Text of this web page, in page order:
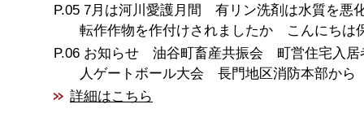
7月は河川愛護月間 有リン洗剤は水質を
転作作物を作付けされましたか こんにちは
お知らせ 油谷町畜産共振会 町営住宅入
人ゲートボール大会 長門地区消防本部か
詳細はこちら